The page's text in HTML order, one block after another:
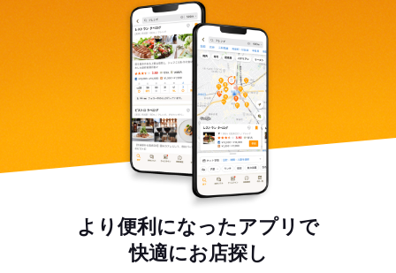
より便利になったアプリで
快適にお店探し